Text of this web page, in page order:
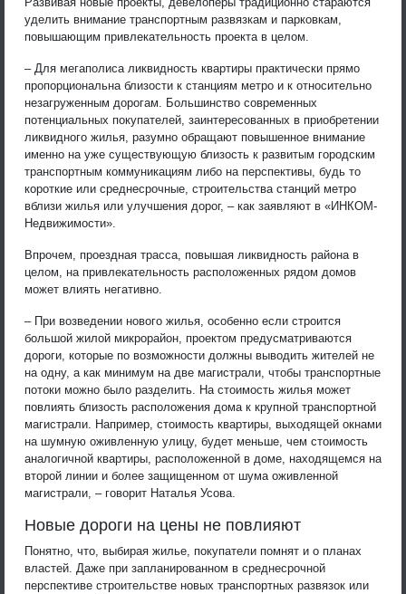
уделить внимание транспортным развязкам и парковкам,
повышающим привлекательность проекта в целом.
– Для мегаполиса ликвидность квартиры практически прямо
пропорциональна близости к станциям метро и к относительно
незагруженным дорогам. Большинство современных
потенциальных покупателей, заинтересованных в приобретении
ликвидного жилья, разумно обращают повышенное внимание
именно на уже существующую близость к развитым городским
транспортным коммуникациям либо на перспективы, будь то
короткие или среднесрочные, строительства станций метро
вблизи жилья или улучшения дорог, – как заявляют в «ИНКОМ-
Недвижимости».
Впрочем, проездная трасса, повышая ликвидность района в
целом, на привлекательность расположенных рядом домов
может влиять негативно.
– При возведении нового жилья, особенно если строится
большой жилой микрорайон, проектом предусматриваются
дороги, которые по возможности должны выводить жителей не
на одну, а как минимум на две магистрали, чтобы транспортные
потоки можно было разделить. На стоимость жилья может
повлиять близость расположения дома к крупной транспортной
магистрали. Например, стоимость квартиры, выходящей окнами
на шумную оживленную улицу, будет меньше, чем стоимость
аналогичной квартиры, расположенной в доме, находящемся на
второй линии и более защищенном от шума оживленной
магистрали, – говорит Наталья Усова.
Новые дороги на цены не повлияют
Понятно, что, выбирая жилье, покупатели помнят и о планах
властей. Даже при запланированном в среднесрочной
перспективе строительстве новых транспортных развязок или